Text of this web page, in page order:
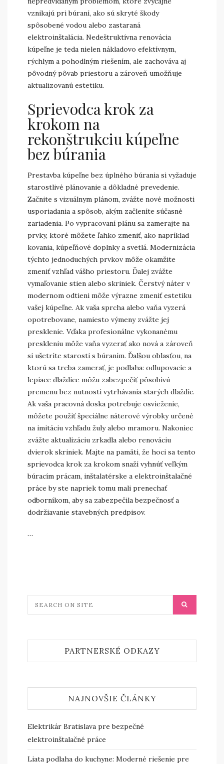
vznikajú pri búraní, ako sú skryté škody
spôsobené vodou alebo zastaraná
elektroinštalácia. Nedeštruktívna renovácia
kúpeľne je teda nielen nákladovo efektívnym,
rýchlym a pohodlným riešením, ale zachováva aj
pôvodný pôvab priestoru a zároveň umožňuje
aktualizovanú estetiku.
Sprievodca krok za
krokom na
rekonštrukciu kúpeľne
bez búrania
Prestavba kúpeľne bez úplného búrania si vyžaduje
starostlivé plánovanie a dôkladné prevedenie.
Začnite s vizuálnym plánom, zvážte nové možnosti
usporiadania a spôsob, akým začleníte súčasné
zariadenia. Po vypracovaní plánu sa zamerajte na
prvky, ktoré môžete ľahko zmeniť, ako napríklad
kovania, kúpeľňové doplnky a svetlá. Modernizácia
týchto jednoduchých prvkov môže okamžite
zmeniť vzhľad vášho priestoru. Ďalej zvážte
vymaľovanie stien alebo skriniek. Čerstvý náter v
modernom odtieni môže výrazne zmeniť estetiku
vašej kúpeľne. Ak vaša sprcha alebo vaňa vyzerá
opotrebovane, namiesto výmeny zvážte jej
presklenie. Vďaka profesionálne vykonanému
preskleniu môže vaňa vyzerať ako nová a zároveň
si ušetríte starosti s búraním. Ďalšou oblasťou, na
ktorú sa treba zamerať, je podlaha: odlupovacie a
lepiace dlaždice môžu zabezpečiť pôsobivú
premenu bez nutnosti vytrhávania starých dlaždíc.
Ak vaša pracovná doska potrebuje osvieženie,
môžete použiť špeciálne náterové výrobky určené
na imitáciu vzhľadu žuly alebo mramoru. Nakoniec
zvážte aktualizáciu zrkadla alebo renováciu
dvierok skriniek. Majte na pamäti, že hoci sa tento
sprievodca krok za krokom snaží vyhnúť veľkým
búracím prácam, inštalatérske a elektroinštalačné
práce by ste napriek tomu mali prenechať
odborníkom, aby sa zabezpečila bezpečnosť a
dodržiavanie stavebných predpisov.
…
PARTNERSKÉ ODKAZY
NAJNOVŠIE ČLÁNKY
Elektrikár Bratislava pre bezpečné
elektroinštalačné práce
Liata podlaha do kuchyne: Moderné riešenie pre